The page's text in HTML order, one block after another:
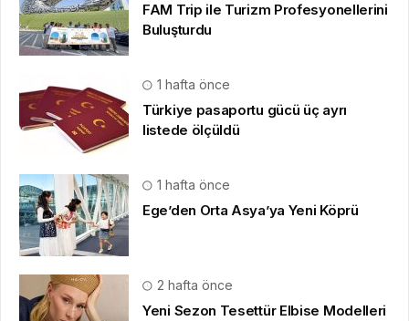
FAM Trip ile Turizm Profesyonellerini
Buluşturdu
1 hafta önce
Türkiye pasaportu gücü üç ayrı
listede ölçüldü
1 hafta önce
Ege’den Orta Asya’ya Yeni Köprü
2 hafta önce
Yeni Sezon Tesettür Elbise Modelleri